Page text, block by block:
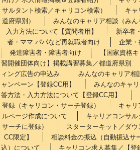
サルタント検索／キャリコン検索）
キャ
道府県別）
みんなのキャリア相談（みん
入力方法について【質問者用】
新卒者
者・ママ パパなど再就職者向け
企業・
発達障害者・障害者向け
【国家資格
習開催団体向け】掲載講習募集／都道府県別
ィング広告の申込み
みんなのキャリア相
ャンペーン【登録CC用】
みんなのキャ
答方法・入力方法について【登録CC用】
登録（キャリコン・サーチ登録）
キャリ
ルページ作成について
キャリアコンサル
サーチに登録）
スターターキット／ダ
CC限定】
相談料金の振込（自動振込サ
込）について
キャリコン求人募集／【登